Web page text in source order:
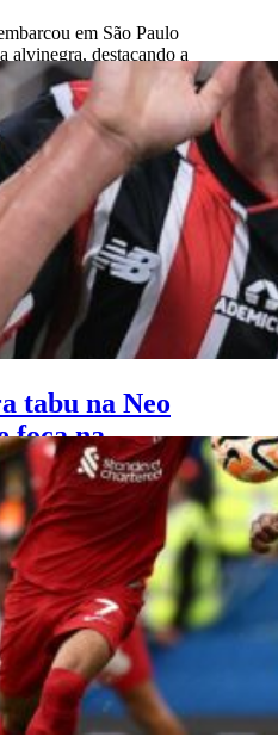
em São Paulo
alvinegra, destacando a
de fazer parte do
tabu na Neo
foca na
o Palmeiras